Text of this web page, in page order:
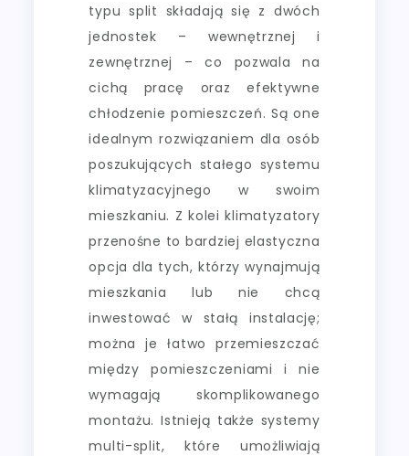
typu split składają się z dwóch
jednostek – wewnętrznej i
zewnętrznej – co pozwala na
cichą pracę oraz efektywne
chłodzenie pomieszczeń. Są one
idealnym rozwiązaniem dla osób
poszukujących stałego systemu
klimatyzacyjnego w swoim
mieszkaniu. Z kolei klimatyzatory
przenośne to bardziej elastyczna
opcja dla tych, którzy wynajmują
mieszkania lub nie chcą
inwestować w stałą instalację;
można je łatwo przemieszczać
między pomieszczeniami i nie
wymagają skomplikowanego
montażu. Istnieją także systemy
multi-split, które umożliwiają